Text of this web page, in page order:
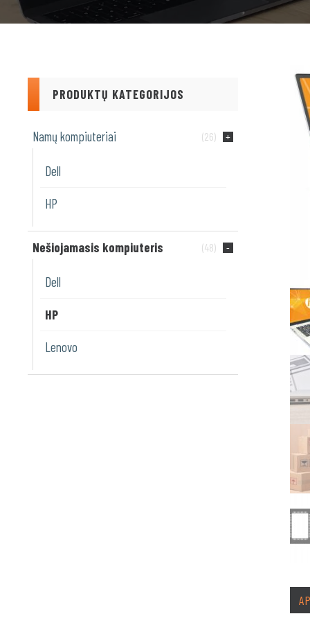
PRODUKTŲ KATEGORIJOS
Namų kompiuteriai (26)
Dell
HP
Nešiojamasis kompiuteris (48)
Dell
HP
Lenovo